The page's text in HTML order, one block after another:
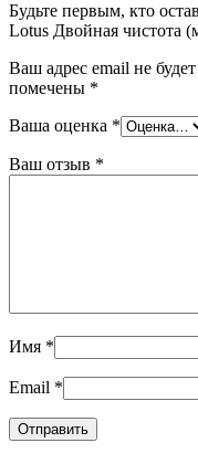
Будьте первым, кто
Lotus Двойная чистота
Ваш адрес email не
помечены *
Ваша оценка *
Ваш отзыв *
Имя *
Email *